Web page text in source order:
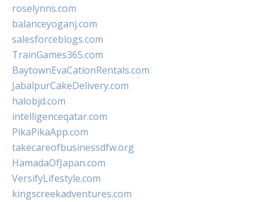
roselynns.com
balanceyoganj.com
salesforceblogs.com
TrainGames365.com
BaytownEvaCationRentals.com
JabalpurCakeDelivery.com
halobjd.com
intelligenceqatar.com
PikaPikaApp.com
takecareofbusinessdfw.org
HamadaOfJapan.com
VersifyLifestyle.com
kingscreekadventures.com